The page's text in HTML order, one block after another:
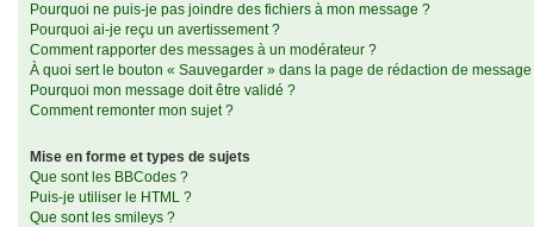
Pourquoi ne puis-je pas joindre des fichiers à mon message ?
Pourquoi ai-je reçu un avertissement ?
Comment rapporter des messages à un modérateur ?
À quoi sert le bouton « Sauvegarder » dans la page de rédaction de message
Pourquoi mon message doit être validé ?
Comment remonter mon sujet ?
Mise en forme et types de sujets
Que sont les BBCodes ?
Puis-je utiliser le HTML ?
Que sont les smileys ?